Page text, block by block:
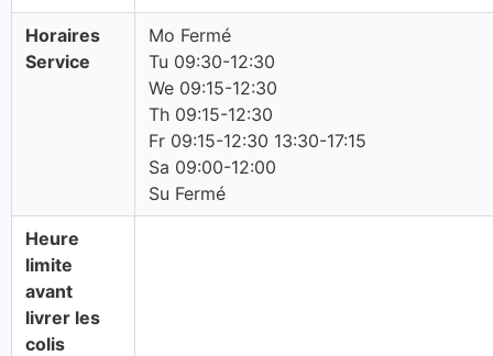
Horaires
Service
Mo Fermé
Tu 09:30-12:30
We 09:15-12:30
Th 09:15-12:30
Fr 09:15-12:30 13:30-17:15
Sa 09:00-12:00
Su Fermé
Heure
limite
avant
livrer les
colis